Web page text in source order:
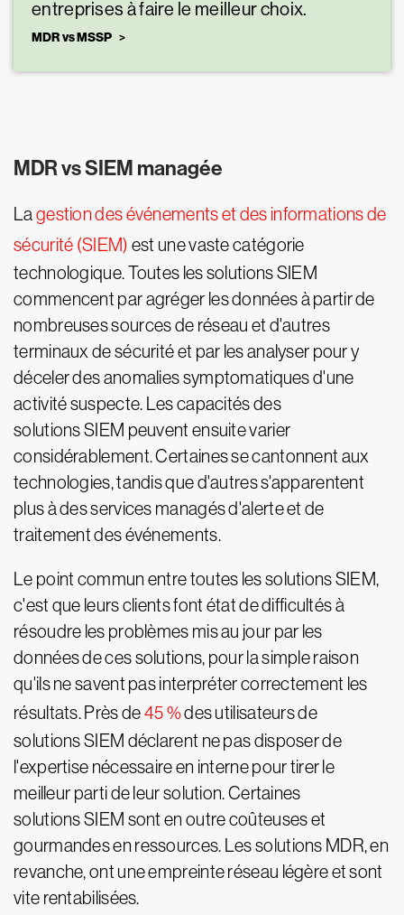
entreprises à faire le meilleur choix.
MDR vs MSSP
MDR vs SIEM managée
La gestion des événements et des informations de
sécurité (SIEM) est une vaste catégorie
technologique. Toutes les solutions SIEM
commencent par agréger les données à partir de
nombreuses sources de réseau et d'autres
terminaux de sécurité et par les analyser pour y
déceler des anomalies symptomatiques d'une
activité suspecte. Les capacités des
solutions SIEM peuvent ensuite varier
considérablement. Certaines se cantonnent aux
technologies, tandis que d'autres s'apparentent
plus à des services managés d'alerte et de
traitement des événements.
Le point commun entre toutes les solutions SIEM,
c'est que leurs clients font état de difficultés à
résoudre les problèmes mis au jour par les
données de ces solutions, pour la simple raison
qu'ils ne savent pas interpréter correctement les
résultats. Près de45 %des utilisateurs de
solutions SIEM déclarent ne pas disposer de
l'expertise nécessaire en interne pour tirer le
meilleur parti de leur solution. Certaines
solutions SIEM sont en outre coûteuses et
gourmandes en ressources. Les solutions MDR, en
revanche, ont une empreinte réseau légère et sont
vite rentabilisées.